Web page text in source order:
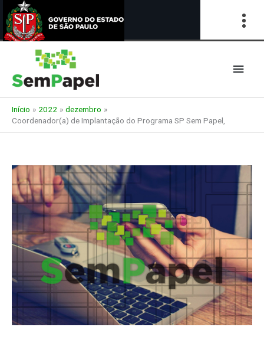
conteúdo
Início 2022
dezembro
Coordenador(a) de Implantação do Programa SP Sem Papel,